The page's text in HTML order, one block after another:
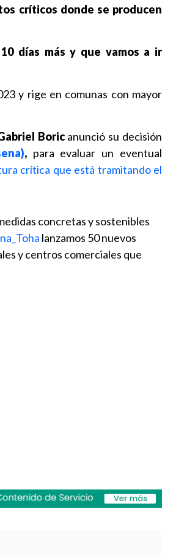
críticos donde se producen
días más y que vamos a ir
y rige en comunas con mayor
Boricanunció su decisión
,para evaluar un eventual
crítica que está tramitando el
concretas y sostenibles
lanzamos 50 nuevos
y centros comerciales que